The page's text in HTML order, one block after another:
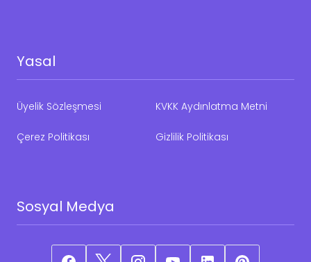
Yasal
Üyelik Sözleşmesi KVKK Aydınlatma Metni
Çerez Politikası Gizlilik Politikası
Sosyal Medya